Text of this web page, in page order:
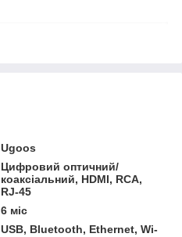
Ugoos
Цифровий оптичний/
коаксіальний, HDMI, RCA,
RJ-45
6 міс
USB, Bluetooth, Ethernet, Wi-